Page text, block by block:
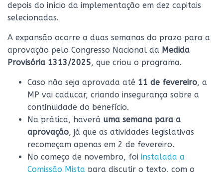
depois do início da implementação em dez capitais
selecionadas.
A expansão ocorre a duas semanas do prazo para a
aprovação pelo Congresso Nacional da Medida
Provisória 1313/2025, que criou o programa.
Caso não seja aprovada até 11 de fevereiro, a
MP vai caducar, criando insegurança sobre a
continuidade do benefício.
Na prática, haverá uma semana para a
aprovação, já que as atividades legislativas
recomeçam apenas em 2 de fevereiro.
No começo de novembro, foi instalada a
Comissão Mista para discutir o texto, com o